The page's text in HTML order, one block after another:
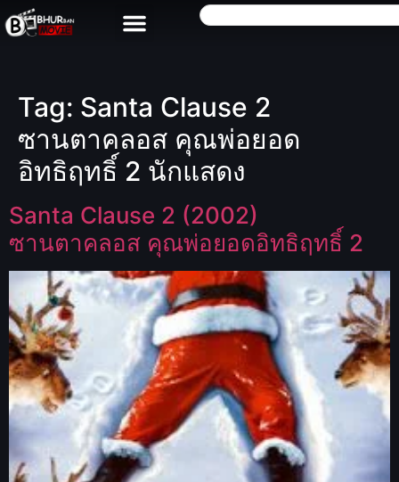
Tag: Santa Clause 2
ซานตาคลอส คุณพ่อยอด
อิทธิฤทธิ์ 2 นักแสดง
Santa Clause 2 (2002)
ซานตาคลอส คุณพ่อยอดอิทธิฤทธิ์ 2